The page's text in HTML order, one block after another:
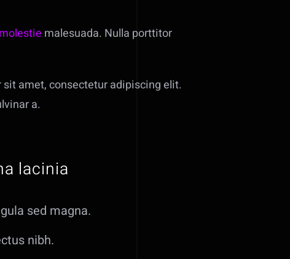
malesuada. Nulla porttitor
amet, consectetur adipiscing elit.
a.
lacinia
sed magna.
nibh.